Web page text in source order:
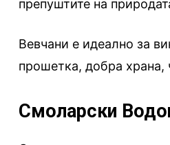
препуштите на
Вевчани е идеално за
прошетка, добра храна,
Смоларски